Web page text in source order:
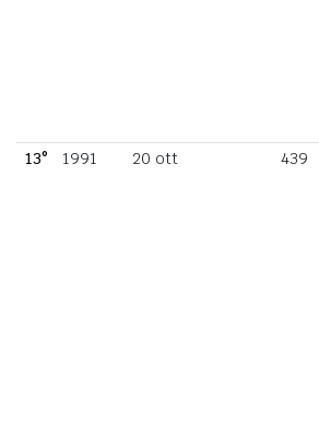
13°
1991 20 ott 439